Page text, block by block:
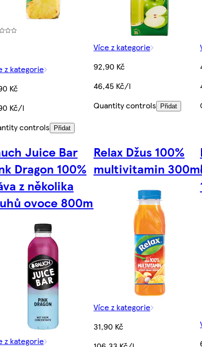
z kategorie
Kč
Kč/l
controls
Přidat
Více z kategorie
92,90 Kč
46,45 Kč/l
Quantity controls
Přidat
Juice Bar
Dragon 100%
z několika
ovoce 800ml
z kategorie
Relax Džus 100%
multivitamin
Více z kategorie
31,90 Kč